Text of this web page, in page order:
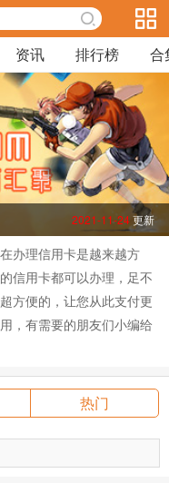
资讯 排行榜 合
2021-11-24更新
办理信用卡是越来越方
信用卡都可以办理，足不
方便的，让您从此支付更
，有需要的朋友们小编给
热门